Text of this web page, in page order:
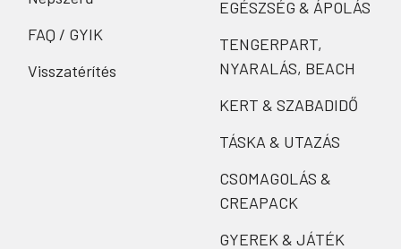
FAQ / GYIK
Visszatérítés
EGÉSZSÉG & ÁPOLÁS
TENGERPART,
NYARALÁS, BEACH
KERT & SZABADIDŐ
TÁSKA & UTAZÁS
CSOMAGOLÁS &
CREAPACK
GYEREK & JÁTÉK